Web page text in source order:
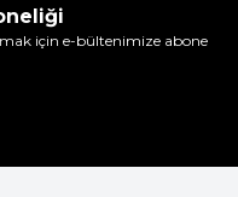
için e-bültenimize abone